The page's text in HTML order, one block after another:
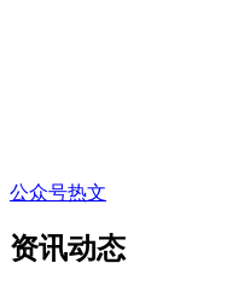
公众号热文
资讯动态